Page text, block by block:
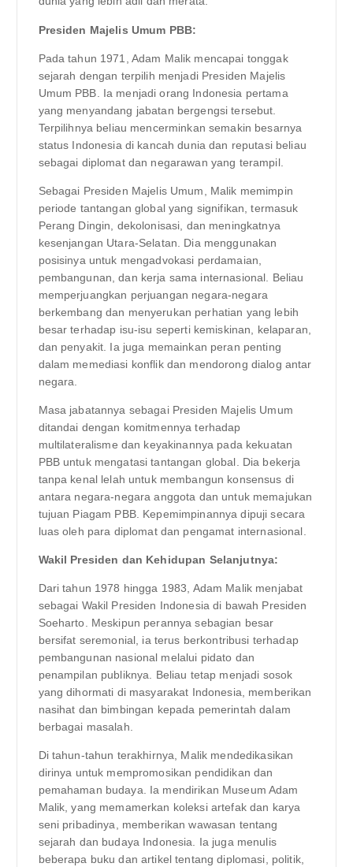
Presiden Majelis Umum PBB:
Pada tahun 1971, Adam Malik mencapai tonggak
sejarah dengan terpilih menjadi Presiden Majelis
Umum PBB. Ia menjadi orang Indonesia pertama
yang menyandang jabatan bergengsi tersebut.
Terpilihnya beliau mencerminkan semakin besarnya
status Indonesia di kancah dunia dan reputasi beliau
sebagai diplomat dan negarawan yang terampil.
Sebagai Presiden Majelis Umum, Malik memimpin
periode tantangan global yang signifikan, termasuk
Perang Dingin, dekolonisasi, dan meningkatnya
kesenjangan Utara-Selatan. Dia menggunakan
posisinya untuk mengadvokasi perdamaian,
pembangunan, dan kerja sama internasional. Beliau
memperjuangkan perjuangan negara-negara
berkembang dan menyerukan perhatian yang lebih
besar terhadap isu-isu seperti kemiskinan, kelaparan,
dan penyakit. Ia juga memainkan peran penting
dalam memediasi konflik dan mendorong dialog antar
negara.
Masa jabatannya sebagai Presiden Majelis Umum
ditandai dengan komitmennya terhadap
multilateralisme dan keyakinannya pada kekuatan
PBB untuk mengatasi tantangan global. Dia bekerja
tanpa kenal lelah untuk membangun konsensus di
antara negara-negara anggota dan untuk memajukan
tujuan Piagam PBB. Kepemimpinannya dipuji secara
luas oleh para diplomat dan pengamat internasional.
Wakil Presiden dan Kehidupan Selanjutnya:
Dari tahun 1978 hingga 1983, Adam Malik menjabat
sebagai Wakil Presiden Indonesia di bawah Presiden
Soeharto. Meskipun perannya sebagian besar
bersifat seremonial, ia terus berkontribusi terhadap
pembangunan nasional melalui pidato dan
penampilan publiknya. Beliau tetap menjadi sosok
yang dihormati di masyarakat Indonesia, memberikan
nasihat dan bimbingan kepada pemerintah dalam
berbagai masalah.
Di tahun-tahun terakhirnya, Malik mendedikasikan
dirinya untuk mempromosikan pendidikan dan
pemahaman budaya. Ia mendirikan Museum Adam
Malik, yang memamerkan koleksi artefak dan karya
seni pribadinya, memberikan wawasan tentang
sejarah dan budaya Indonesia. Ia juga menulis
beberapa buku dan artikel tentang diplomasi, politik,